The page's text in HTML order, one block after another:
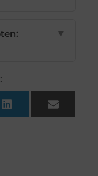
▼
LinkedIn Email